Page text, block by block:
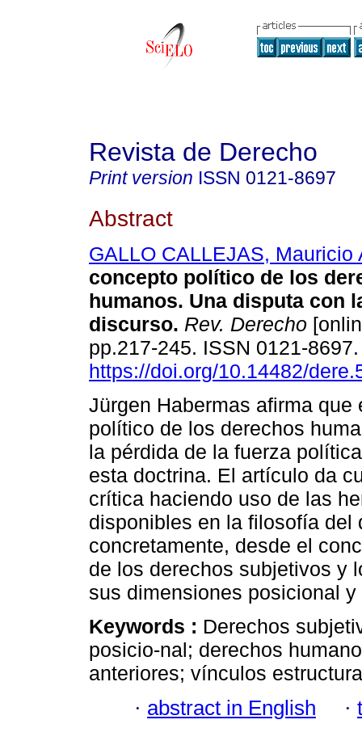
Revista de Derecho
Print version ISSN 0121-8697
Abstract
GALLO CALLEJAS, Mauricio
concepto político de los
humanos. Una disputa con
discurso. Rev. Derecho
pp.217-245. ISSN 0121-
https://doi.org/10.14482/
Jürgen Habermas afirma que
político de los derechos
la pérdida de la fuerza
esta doctrina. El artículo da
crítica haciendo uso de las
disponibles en la filosofía del
concretamente, desde el
de los derechos subjetivos y
sus dimensiones posicional
Keywords : Derechos
posicio-nal; derechos
anteriores; vínculos
· abstract in English ·